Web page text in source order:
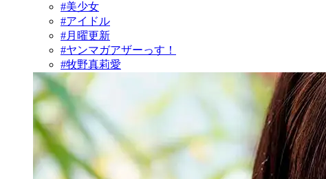
#美少女
#アイドル
#月曜更新
#ヤンマガアザーっす！
#牧野真莉愛